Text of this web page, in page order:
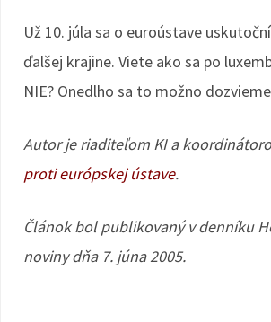
Už 10. júla sa o euroústave
ďalšej krajine. Viete ako sa po
NIE? Onedlho sa to možno
Autor je riaditeľom KI a
proti európskej ústave.
Článok bol publikovaný v denníku
noviny dňa 7. júna 2005.